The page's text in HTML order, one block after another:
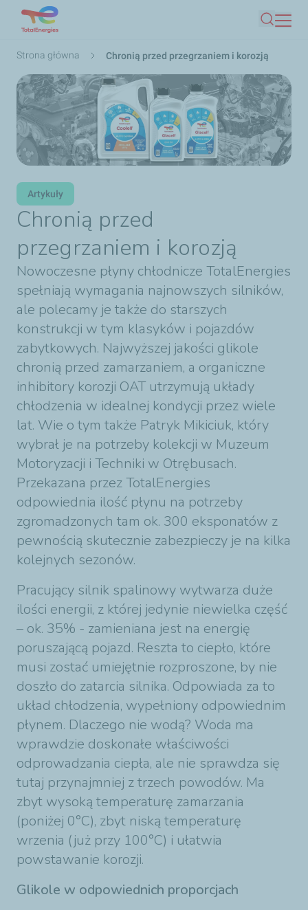
treści
Szukaj
Ścieżka
nawigacyjna
Strona główna Chronią przed przegrzaniem i korozją
Artykuły
Chronią przed
przegrzaniem i korozją
Nowoczesne płyny chłodnicze TotalEnergies
spełniają wymagania najnowszych silników,
ale polecamy je także do starszych
konstrukcji w tym klasyków i pojazdów
zabytkowych. Najwyższej jakości glikole
chronią przed zamarzaniem, a organiczne
inhibitory korozji OAT utrzymują układy
chłodzenia w idealnej kondycji przez wiele
lat. Wie o tym także Patryk Mikiciuk, który
wybrał je na potrzeby kolekcji w Muzeum
Motoryzacji i Techniki w Otrębusach.
Przekazana przez TotalEnergies
odpowiednia ilość płynu na potrzeby
zgromadzonych tam ok. 300 eksponatów z
pewnością skutecznie zabezpieczy je na kilka
kolejnych sezonów.
Pracujący silnik spalinowy wytwarza duże
ilości energii, z której jedynie niewielka część
– ok. 35% - zamieniana jest na energię
poruszającą pojazd. Reszta to ciepło, które
musi zostać umiejętnie rozproszone, by nie
doszło do zatarcia silnika. Odpowiada za to
układ chłodzenia, wypełniony odpowiednim
płynem. Dlaczego nie wodą? Woda ma
wprawdzie doskonałe właściwości
odprowadzania ciepła, ale nie sprawdza się
tutaj przynajmniej z trzech powodów. Ma
zbyt wysoką temperaturę zamarzania
(poniżej 0°C), zbyt niską temperaturę
wrzenia (już przy 100°C) i ułatwia
powstawanie korozji.
Glikole w odpowiednich proporcjach